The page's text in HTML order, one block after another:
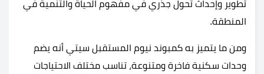
تطوير وإحداث تحول جذري في مفهوم الحياة والتنمية في
المنطقة.
ومن ما يتميز به كمبوند نيوم المستقبل سيتي أنه يضم
وحدات سكنية فاخرة ومتنوعة، تناسب مختلف الاحتياجات